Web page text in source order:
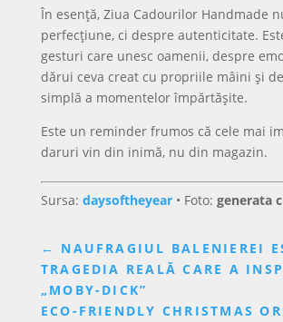
În esență, Ziua Cadourilor Handmade
perfecțiune, ci despre autenticitate.
gesturi care unesc oamenii, despre
dărui ceva creat cu propriile mâini și
simplă a momentelor împărtășite.
Este un reminder frumos că cele mai
daruri vin din inimă, nu din magazin.
Sursa: daysoftheyear• Foto: generata
← NAUFRAGIUL BALENIEREI
TRAGEDIA REALĂ CARE A
„MOBY-DICK”
ECO-FRIENDLY CHRISTMAS